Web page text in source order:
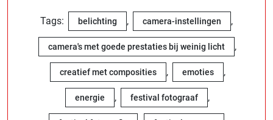
Tags: belichting , camera-instellingen ,
camera's met goede prestaties bij weinig licht ,
creatief met composities , emoties ,
energie , festival fotograaf ,